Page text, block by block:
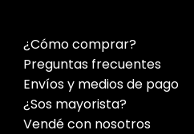
¿Cómo comprar?
Preguntas frecuentes
Envíos y medios de pago
¿Sos mayorista?
Vendé con nosotros